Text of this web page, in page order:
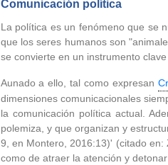
Comunicación política
La política es un fenómeno que se
que los seres humanos son
se convierte en un instrumento
Aunado a ello, tal como expresan
dimensiones comunicacionales
la comunicación política actual.
polemiza, y que organizan y
9, en Montero, 2016:13)' (citado
como de atraer la atención y